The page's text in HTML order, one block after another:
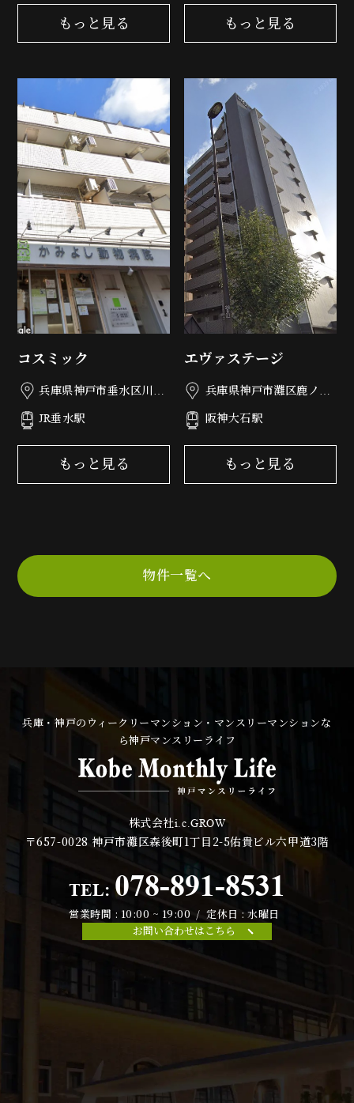
もっと見る もっと見る
コスミック
兵庫県神戸市垂水区川原
JR垂水駅
もっと見る
エヴァステージ
兵庫県神戸市灘区鹿ノ下
阪神大石駅
もっと見る
物件一覧へ
兵庫・神戸のウィークリーマンション・マンスリーマンションな
ら神戸マンスリーライフ
株式会社i.c.GROW
〒657-0028神戸市灘区森後町1丁目2-5佑貴ビル六甲道3階
TEL: 078-891-8531
営業時間 : 10:00 ~ 19:00 / 定休日 : 水曜日
お問い合わせはこちら